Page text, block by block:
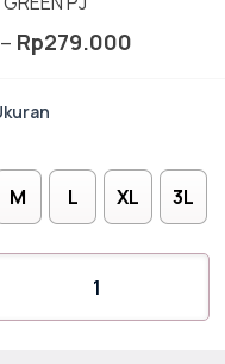
– Rp279.000
Rp279.000
M L XL 3L